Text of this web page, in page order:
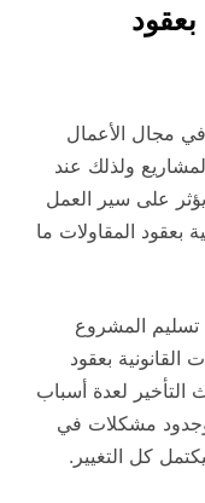
في مجال الأعمال
ولذلك عند
على سير العمل
بعقود المقاولات ما
تسليم المشروع
القانونية بعقود
التأخير لعدة أسباب
وجدود مشكلات في
كل التغيير.